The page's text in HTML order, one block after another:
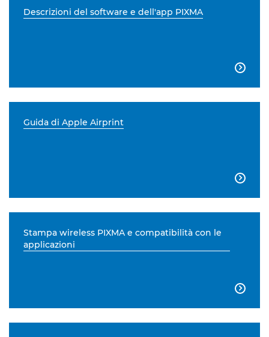
Descrizioni del software e dell'app PIXMA

Guida di Apple Airprint

Stampa wireless PIXMA e compatibilità con le
applicazioni
